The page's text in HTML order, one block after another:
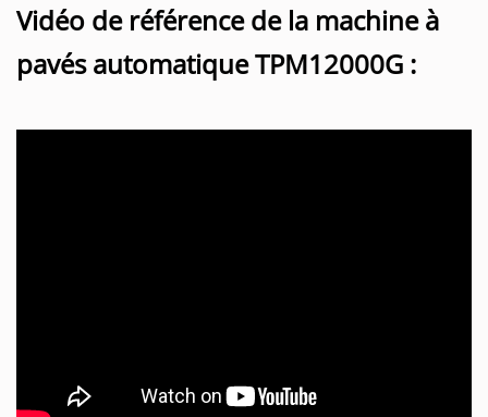
Vidéo de référence de la machine à
pavés automatique TPM12000G :